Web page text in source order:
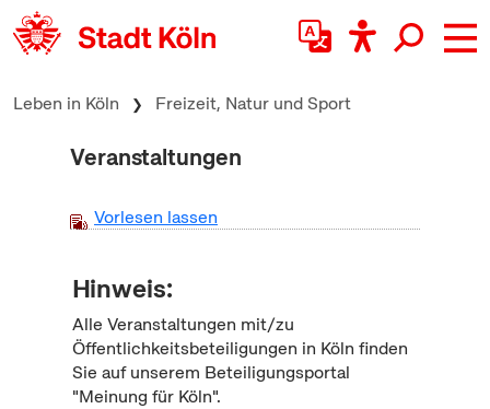
zum Inhalt springen
Leben in Köln Freizeit, Natur und Sport
Veranstaltungen
Vorlesen lassen
Hinweis:
Alle Veranstaltungen mit/zu
Öffentlichkeitsbeteiligungen in Köln finden
Sie auf unserem Beteiligungsportal
"Meinung für Köln".